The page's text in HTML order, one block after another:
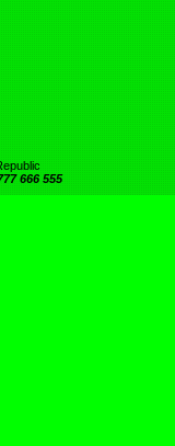
666 555